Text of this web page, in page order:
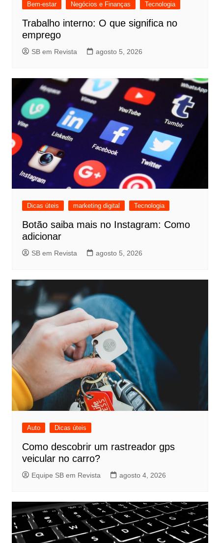
Bem-estar Negócios e Finanças Tecnologia
Trabalho interno: O que significa no
emprego
SB em Revista agosto 5, 2026
Dicas úteis marketing digital Tecnologia
Botão saiba mais no Instagram: Como
adicionar
SB em Revista agosto 5, 2026
Auto Dicas úteis
Como descobrir um rastreador gps
veicular no carro?
Equipe SB em Revista agosto 4, 2026